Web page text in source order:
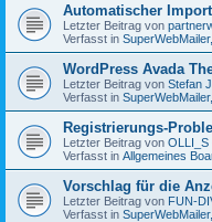
Automatischer
Letzter Beitrag von
Verfasst in
WordPress Avada
Letzter Beitrag von Stefan
Verfasst in
Registrierungs-
Letzter Beitrag von OLLI_S
Verfasst in Allgemeines
Vorschlag für die
Letzter Beitrag von FUN-
Verfasst in